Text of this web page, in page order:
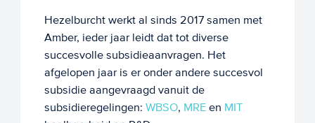
Hezelburcht werkt al sinds 2017 samen met
Amber, ieder jaar leidt dat tot diverse
succesvolle subsidieaanvragen. Het
afgelopen jaar is er onder andere succesvol
subsidie aangevraagd vanuit de
subsidieregelingen: WBSO, MREen MIT